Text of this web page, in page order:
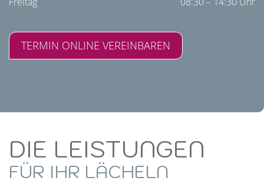
TERMIN ONLINE VEREINBAREN
DIE LEISTUNGEN
FÜR IHR LÄCHELN